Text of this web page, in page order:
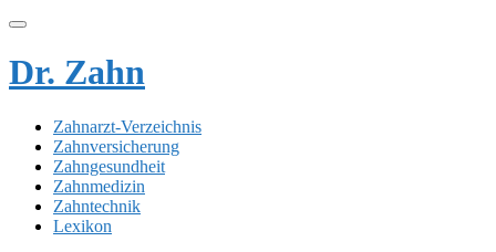
Dr. Zahn
Zahnarzt-Verzeichnis
Zahnversicherung
Zahngesundheit
Zahnmedizin
Zahntechnik
Lexikon